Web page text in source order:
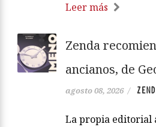
Leer más
Zenda
ancianos, de
agosto 08, 2026 /
La propia editorial